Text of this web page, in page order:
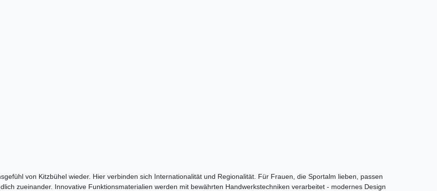
von Kitzbühel wieder. Hier verbinden sich Internationalität und Regionalität. Für Frauen, die Sportalm lieben, passen
zueinander. Innovative Funktionsmaterialien werden mit bewährten Handwerkstechniken verarbeitet - modernes Design